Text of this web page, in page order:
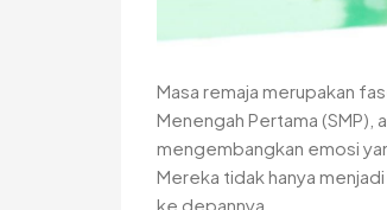
Masa remaja merupakan
Menengah Pertama (SMP),
mengembangkan emosi
Mereka tidak hanya
ke depannya.